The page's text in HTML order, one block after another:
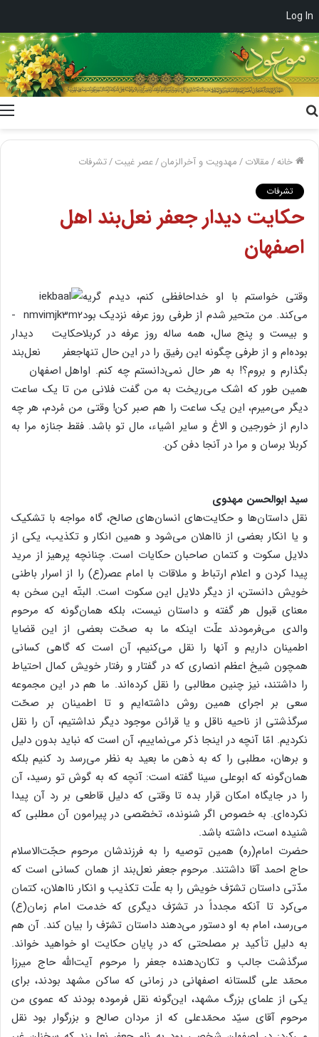
Log In
خانه/مقالات/مهدویت و آخرالزمان/عصر غیبت/تشرفات
تشرفات
حکایت دیدار جعفر نعل‌بند اهل
اصفهان
وقتی خواستم با او خداحافظی کنم، دیدم گریه
می‌کند. من متحیر شدم از طرفی روز عرفه نزدیک بود
و بیست و پنج سال، همه ساله روز عرفه در کربلا
بوده‌ام و از طرفی چگونه این رفیق را در این حال تنها
بگذارم و بروم؟! به هر حال نمی‌دانستم چه کنم. او
همین طور که اشک می‌ریخت به من گفت فلانی من تا یک ساعت
دیگر می‌میرم، این یک ساعت را هم صبر کن! وقتی من مُردم، هر چه
دارم از خورجین و الاغ و سایر اشیاء، مال تو باشد. فقط جنازه مرا به
کربلا برسان و مرا در آنجا دفن کن.
سید ابوالحسن مهدوی
نقل داستان‌ها و حکایت‌های انسان‌های صالح، گاه مواجه با تشکیک
و یا انکار بعضی از نااهلان می‌شود و همین انکار و تکذیب، یکی از
دلایل سکوت و کتمان صاحبان حکایات است. چنانچه پرهیز از مرید
پیدا کردن و اعلام ارتباط و ملاقات با امام عصر(ع) را از اسرار باطنی
خویش دانستن، از دیگر دلایل این سکوت است. البتّه این سخن به
معنای قبول هر گفته و داستان نیست، بلکه همان‌گونه که مرحوم
والدی می‌فرمودند علّت اینکه ما به صحّت بعضی از این قضایا
اطمینان داریم و آنها را نقل می‌کنیم، آن است که گاهی کسانی
همچون شیخ اعظم انصاری که در گفتار و رفتار خویش کمال احتیاط
را داشتند، نیز چنین مطالبی را نقل کرده‌اند. ما هم در این مجموعه
سعی بر اجرای همین روش داشته‌ایم و تا اطمینان بر صحّت
سرگذشتی از ناحیه ناقل و یا قرائن موجود دیگر نداشتیم، آن را نقل
نکردیم. امّا آنچه در اینجا ذکر می‌نماییم، آن است که نباید بدون دلیل
و برهان، مطلبی را که به ذهن ما بعید به نظر می‌رسد رد کنیم بلکه
همان‌گونه که ابوعلی سینا گفته است: آنچه که به گوش تو رسید، آن
را در جایگاه امکان قرار بده تا وقتی که دلیل قاطعی بر رد آن پیدا
نکرده‌ای. به خصوص اگر شنونده، تخصّصی در پیرامون آن مطلبی که
شنیده است، داشته باشد.
حضرت امام(ره) همین توصیه را به فرزندشان مرحوم حجّت‌الاسلام
حاج احمد آقا داشتند. مرحوم جعفر نعل‌بند از همان کسانی است که
مدّتی داستان تشرّف خویش را به علّت تکذیب و انکار نااهلان، کتمان
می‌کرد تا آنکه مجدداً در تشرّف دیگری که خدمت امام زمان(ع)
می‌رسد، امام به او دستور می‌دهند داستان تشرّف را بیان کند. آن هم
به دلیل تأکید بر مصلحتی که در پایان حکایت او خواهید خواند.
سرگذشت جالب و تکان‌دهنده جعفر را مرحوم آیت‌الله حاج میرزا
محمّد علی گلستانه اصفهانی در زمانی که ساکن مشهد بودند، برای
یکی از علمای بزرگ مشهد، این‌گونه نقل فرموده بودند که عموی من
مرحوم آقای سیّد محمّدعلی که از مردان صالح و بزرگوار بود نقل